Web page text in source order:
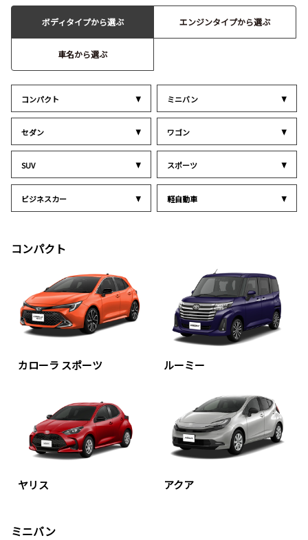
ボディタイプから選ぶ エンジンタイプから選ぶ
車名から選ぶ
コンパクト ミニバン
セダン ワゴン
SUV スポーツ
ビジネスカー 軽自動車
コンパクト
カローラ スポーツ ルーミー
ヤリス アクア
ミニバン